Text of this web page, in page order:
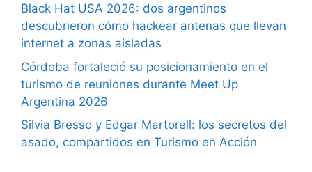
Black Hat USA 2026: dos argentinos
descubrieron cómo hackear antenas que llevan
internet a zonas aisladas
Córdoba fortaleció su posicionamiento en el
turismo de reuniones durante Meet Up
Argentina 2026
Silvia Bresso y Edgar Martorell: los secretos del
asado, compartidos en Turismo en Acción